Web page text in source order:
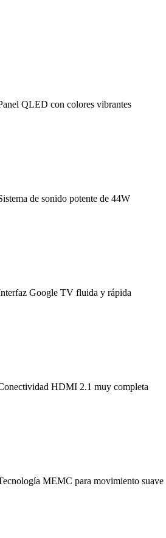
QLED con colores vibrantes
de sonido potente de 44W
Google TV fluida y rápida
HDMI 2.1 muy completa
MEMC para movimiento suave